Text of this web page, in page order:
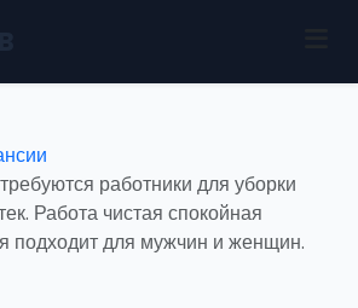
работники для уборки
Работа чистая спокойная
подходит для мужчин и женщин.